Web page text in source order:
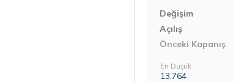
Değişim
Açılış
Önceki Kapanış
En Düşük
13.764